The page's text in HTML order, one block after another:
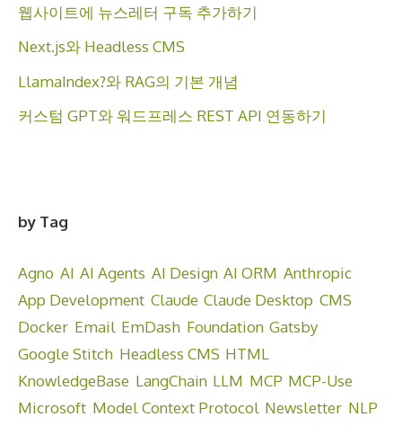
웹사이트에 뉴스레터 구독 추가하기
Next.js와 Headless CMS
LlamaIndex?와 RAG의 기본 개념
커스텀 GPT와 워드프레스 REST API 연동하기
by Tag
Agno AI AI Agents AI Design AI ORM Anthropic
App Development Claude Claude Desktop CMS
Docker Email EmDash Foundation Gatsby
Google Stitch Headless CMS HTML
KnowledgeBase LangChain LLM MCP MCP-Use
Microsoft Model Context Protocol Newsletter NLP